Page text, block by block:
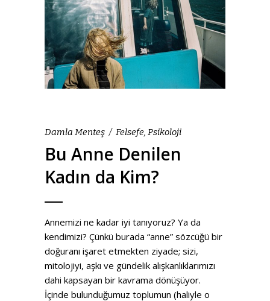
Damla Menteş Felsefe, Psikoloji
Bu Anne Denilen
Kadın da Kim?
Annemizi ne kadar iyi tanıyoruz? Ya da
kendimizi? Çünkü burada “anne” sözcüğü bir
doğuranı işaret etmekten ziyade; sizi,
mitolojiyi, aşkı ve gündelik alışkanlıklarımızı
dahi kapsayan bir kavrama dönüşüyor.
İçinde bulunduğumuz toplumun (haliyle o